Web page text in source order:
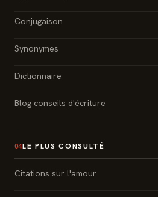
Conjugaison
Synonymes
Dictionnaire
Blog conseils d'écriture
04LE PLUS CONSULTÉ
Citations sur l'amour